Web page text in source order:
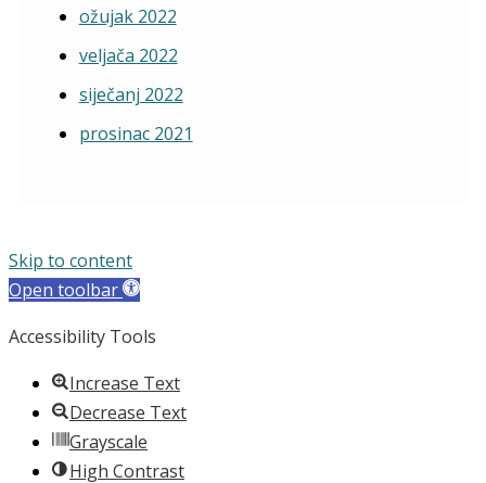
ožujak 2022
veljača 2022
siječanj 2022
prosinac 2021
Skip to content
Open toolbar
Accessibility Tools
Increase Text
Decrease Text
Grayscale
High Contrast